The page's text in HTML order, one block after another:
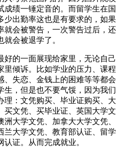
成绩一锤定音的。而留学生在国
少出勤率这也是有要求的，如果
就会被警告，一次警告过后，还
会被退学了。
好的一面展现给家里，无论自己
里倾诉。比如学业的压力、课程
、失恋、金钱上的困难等等都会
生，但是也不要气馁，因为我们
理：文凭购买、毕业证购买、大
买文凭、买毕业证、英国大学文
大学文凭、加拿大大学文凭、
兰大学文凭、教育部认证、留学
证。从而完成就业。